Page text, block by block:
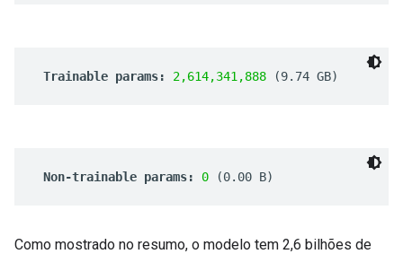
Como mostrado no resumo, o modelo tem 2,6 bilhões de